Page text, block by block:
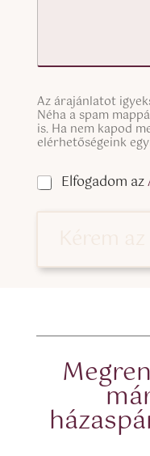
é
r
f
i
ő
i
S
i
n
g
e
L
e
o
Az árajánlatot
Néha a spam
is. Ha nem kapod
elérhetőségeink
C
h
o
*
Elfogadom az